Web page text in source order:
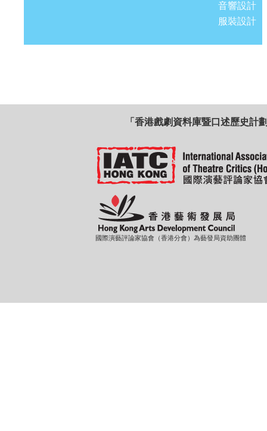
音響設計
服裝設計
「香港戲劇資料庫暨口述歷史計
國際演藝評論家協會（香港分會）為藝發局資助團體